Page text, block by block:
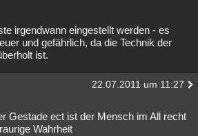
irgendwann eingestellt werden - es
und gefährlich, da die Technik der
ist.
22.07.2011 um 11:27
Gestade ect ist der Mensch im All recht
Wahrheit